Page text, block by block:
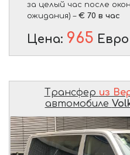
за целый час после
ожидания) – € 70 в час
Цена: 965 Евро
Трансфер из
автомобиле